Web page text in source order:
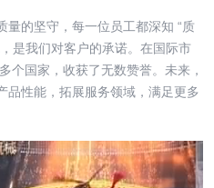
的坚守，每一位员工都深知 “质
是我们对客户的承诺。在国际市
个国家，收获了无数赞誉。未来，
品性能，拓展服务领域，满足更多